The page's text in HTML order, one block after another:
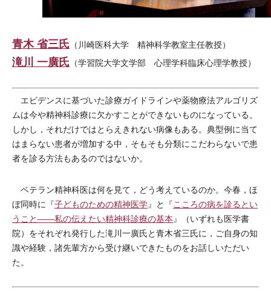
青木 省三氏 （川崎医科大学 精神科学教室主任教授）
滝川 一廣氏 （学習院大学文学部 心理学科臨床心理学教授）
エビデンスに基づいた診療ガイドラインや薬物療法アルゴリズ
ムは今や精神科診療に欠かすことができないものになっている。
しかし，それだけではとらえきれない病像もある。典型例に当て
はまらない患者が増加する中，そもそも分類にこだわらないで患
者を診る方法もあるのではないか。
ベテラン精神科医は何を見て，どう考えているのか。今春，ほ
ぼ同時に『子どものための精神医学』と『こころの病を診るとい
うこと――私の伝えたい精神科診療の基本 』（いずれも医学書
院）をそれぞれ発行した滝川一廣氏と青木省三氏に，ご自身の知
識や経験，諸先輩方から受け継いできたものをお話しいただい
た。